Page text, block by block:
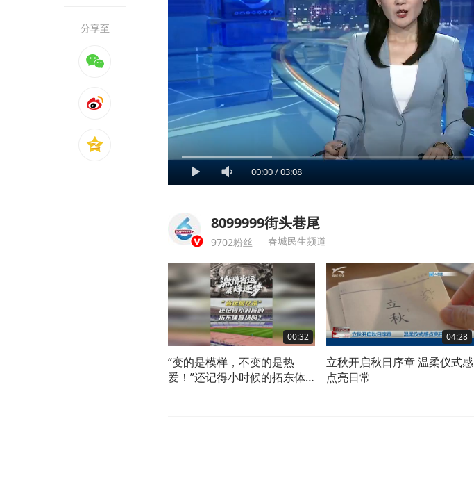
分享至
00:00/03:08
8099999街头巷尾
9702粉丝 春城民生频道
00:32
“变的是模样，不变的是热
爱！”还记得小时候的拓东体
04:28
立秋开启秋日序章 温柔仪式感
点亮日常